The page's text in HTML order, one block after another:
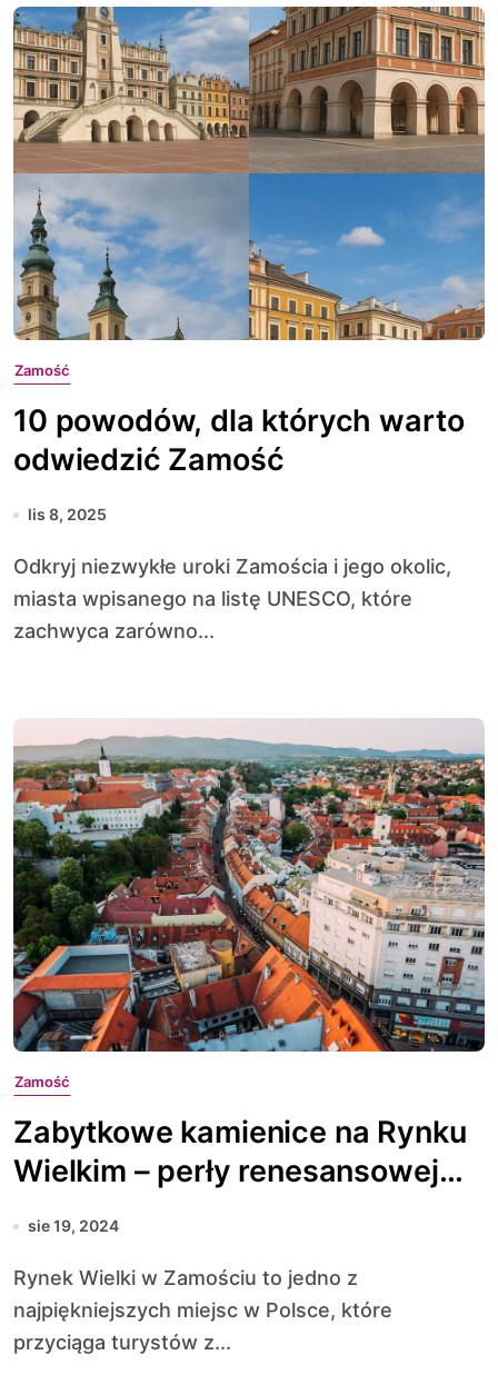
Zamość
10 powodów, dla których warto
odwiedzić Zamość
lis 8, 2025
Odkryj niezwykłe uroki Zamościa i jego okolic,
miasta wpisanego na listę UNESCO, które
zachwyca zarówno...
Zamość
Zabytkowe kamienice na Rynku
Wielkim – perły renesansowej
architektury
sie 19, 2024
Rynek Wielki w Zamościu to jedno z
najpiękniejszych miejsc w Polsce, które
przyciąga turystów z...